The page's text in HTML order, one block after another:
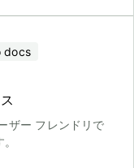
docs
ザー フレンドリで